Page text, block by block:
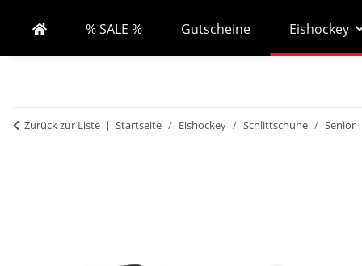
% SALE % Gutscheine Eishockey
Zurück zur Liste Startseite Eishockey Schlittschuhe Senior